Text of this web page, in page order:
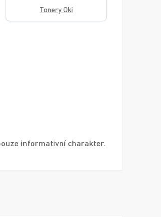
Tonery Oki
informativní charakter.